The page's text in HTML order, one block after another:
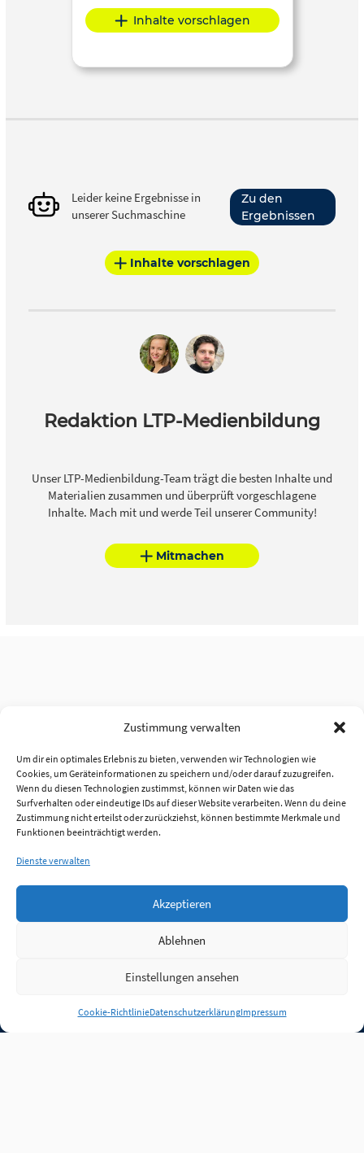
Zustimmung verwalten
Um dir ein optimales Erlebnis zu bieten, verwenden wir Technologien wie
Cookies, um Geräteinformationen zu speichern und/oder darauf zuzugreifen.
Wenn du diesen Technologien zustimmst, können wir Daten wie das
Surfverhalten oder eindeutige IDs auf dieser Website verarbeiten. Wenn du deine
Zustimmung nicht erteilst oder zurückziehst, können bestimmte Merkmale und
Funktionen beeinträchtigt werden.
Dienste verwalten
Akzeptieren
Ablehnen
Einstellungen ansehen
Cookie-RichtlinieDatenschutzerklärungImpressum
Inhalte vorschlagen
Leider keine Ergebnisse in
unserer Suchmaschine
Zu den
Ergebnissen
Inhalte vorschlagen
Redaktion LTP-Medienbildung
Unser LTP-Medienbildung-Team trägt die besten Inhalte und
Materialien zusammen und überprüft vorgeschlagene
Inhalte. Mach mit und werde Teil unserer Community!
Mitmachen
Anmelden
Jobs Partner FAQ Quellen